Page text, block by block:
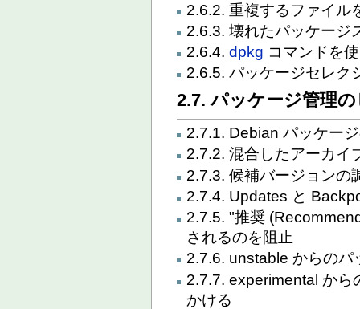
2.6.2. 重複するファイル
2.6.3. 壊れたパッケージ
2.6.4.dpkg コマンドを
2.6.5. パッケージセレク
2.7. パッケージ管理
2.7.1. Debian パッケー
2.7.2. 混合したアーカイ
2.7.3. 候補バージョンの
2.7.4. Updates と
2.7.5. "推奨
されるのを阻止
2.7.6. unstable からの
2.7.7. experimental から
かける